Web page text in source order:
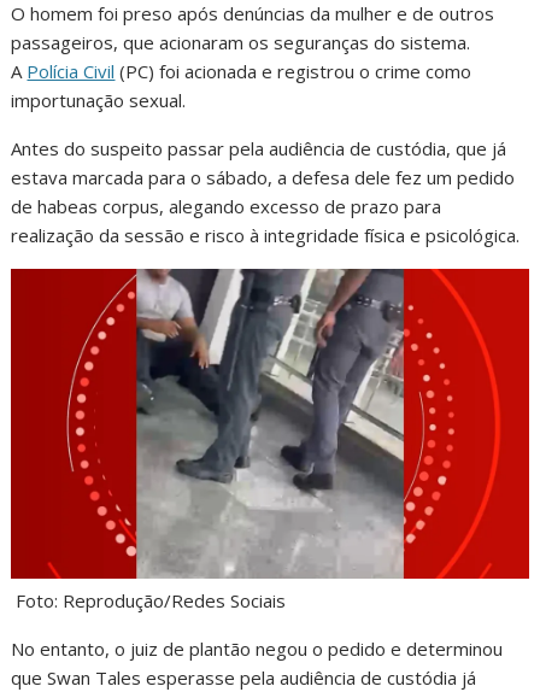
O homem foi preso após denúncias da mulher e de outros
passageiros, que acionaram os seguranças do sistema.
A Polícia Civil (PC) foi acionada e registrou o crime como
importunação sexual.
Antes do suspeito passar pela audiência de custódia, que já
estava marcada para o sábado, a defesa dele fez um pedido
de habeas corpus, alegando excesso de prazo para
realização da sessão e risco à integridade física e psicológica.
Foto: Reprodução/Redes Sociais
No entanto, o juiz de plantão negou o pedido e determinou
que Swan Tales esperasse pela audiência de custódia já